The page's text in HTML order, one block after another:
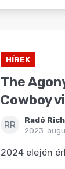
HÍREK
The
Cowboy
RR
Radó
2023.
2024 elején